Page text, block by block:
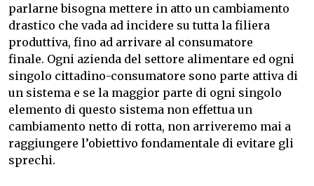
parlarne bisogna mettere in atto un cambiamento
drastico che vada ad incidere su tutta la filiera
produttiva, fino ad arrivare al consumatore
finale. Ogni azienda del settore alimentare ed ogni
singolo cittadino-consumatore sono parte attiva di
un sistema e se la maggior parte di ogni singolo
elemento di questo sistema non effettua un
cambiamento netto di rotta, non arriveremo mai a
raggiungere l’obiettivo fondamentale di evitare gli
sprechi.